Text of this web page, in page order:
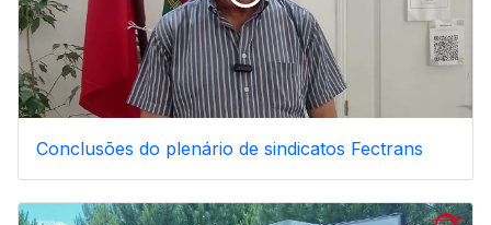
Conclusões do plenário de sindicatos Fectrans